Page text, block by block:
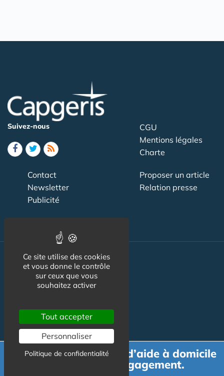
Suivez-nous
CGU
Mentions légales
Charte
Contact
Newsletter
Publicité
Proposer un article
Relation presse
Actualité
Maisons de retraite
Liens Utiles
Services à la personne
Logement Senior
Demande de devis d’aide à domicile
gratuit et sans engagement.
Ce site utilise des cookies
et vous donne le contrôle
sur ceux que vous
souhaitez activer
Tout accepter
Personnaliser
Politique de confidentialité